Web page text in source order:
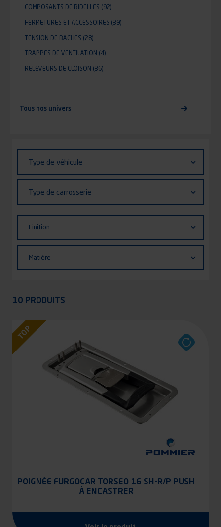
véhicule
Type de véhicule
carrosserie
Type de carrosserie
Finition
Matière
10 PRODUITS
TOP
POIGNÉE FURGOCAR TORSEO 16 SH-R/P PUSH
À ENCASTRER
COMPOSANTS DE RIDELLES (92)
FERMETURES ET ACCESSOIRES (39)
TENSION DE BACHES (28)
TRAPPES DE VENTILATION (4)
RELEVEURS DE CLOISON (36)
Tous nos univers